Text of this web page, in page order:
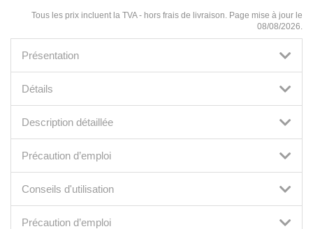
Tous les prix incluent la TVA - hors frais de livraison. Page mise à jour le
08/08/2026.
Présentation
Détails
Description détaillée
Précaution d’emploi
Conseils d'utilisation
Précaution d’emploi